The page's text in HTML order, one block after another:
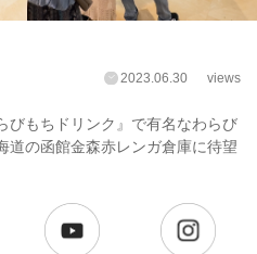
2023.06.30 views
びもちドリンク』で有名なわらび
道の函館金森赤レンガ倉庫に待望